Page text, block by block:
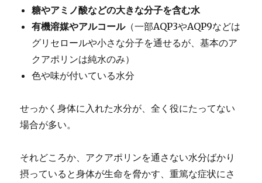
糖やアミノ酸などの大きな分子を含む水
有機溶媒やアルコール（一部AQP3やAQP9などは
グリセロールや小さな分子を通せるが、基本のア
クアポリンは純水のみ）
色や味が付いている水分
せっかく身体に入れた水分が、全く役にたってない
場合が多い。
それどころか、アクアポリンを通さない水分ばかり
摂っていると身体が生命を脅かす、重篤な症状にさ